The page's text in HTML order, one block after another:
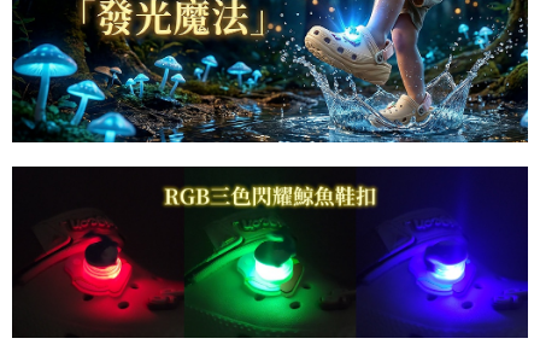
恩沛科技股份有限公司將有權停止該用戶之使用額度並採取法律行動。